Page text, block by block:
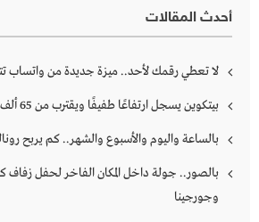
أحدث المقالات
لا تعطي رقمك لأحد.. ميزة جديدة من واتساب
بيتكوين يسجل ارتفاعًا طفيفًا ويقترب من 65 ألف دولار
بالساعة واليوم والأسبوع والشهر.. كم يربح
بالصور.. جولة داخل المكان الفاخر لحفل زفاف
وجورجينا